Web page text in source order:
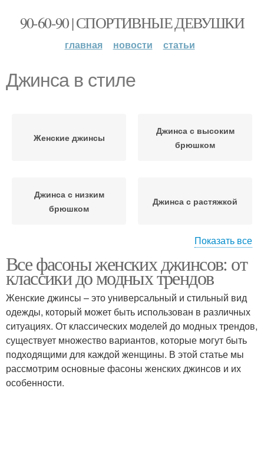
90-60-90 | СПОРТИВНЫЕ ДЕВУШКИ
главная новости статьи
Джинса в стиле
Женские джинсы
Джинса с высоким
брюшком
Джинса с низким
брюшком
Джинса с растяжкой
необработанными
краями
Показать все
Все фасоны женских джинсов: от
классики до модных трендов
Женские джинсы – это универсальный и стильный вид
одежды, который может быть использован в различных
ситуациях. От классических моделей до модных трендов,
существует множество вариантов, которые могут быть
подходящими для каждой женщины. В этой статье мы
рассмотрим основные фасоны женских джинсов и их
особенности.